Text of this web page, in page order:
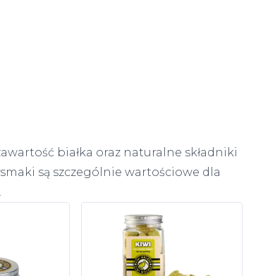
białka oraz naturalne składniki
są szczególnie wartościowe dla